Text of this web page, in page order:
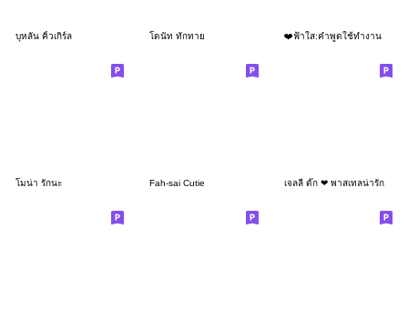
บุหลัน คิ้วเกิร์ล โดนัท ทักทาย ❤️ฟ้าใส:คำพูดใช้ทำงาน
โมน่า รักนะ Fah-sai Cutie เจลลี่ ดั๊ก ❤ พาสเทลน่ารัก